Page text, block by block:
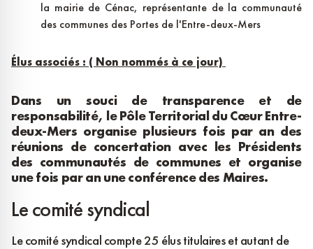
la mairie de Cénac, représentante de la communauté
des communes des Portes de l'Entre-deux-Mers
Élus associés : ( Non nommés à ce jour)
Dans un souci de transparence et de
responsabilité, le Pôle Territorial du Cœur Entre-
deux-Mers organise plusieurs fois par an des
réunions de concertation avec les Présidents
des communautés de communes et organise
une fois par an une conférence des Maires.
Le comité syndical
Le comité syndical compte 25 élus titulaires et autant de